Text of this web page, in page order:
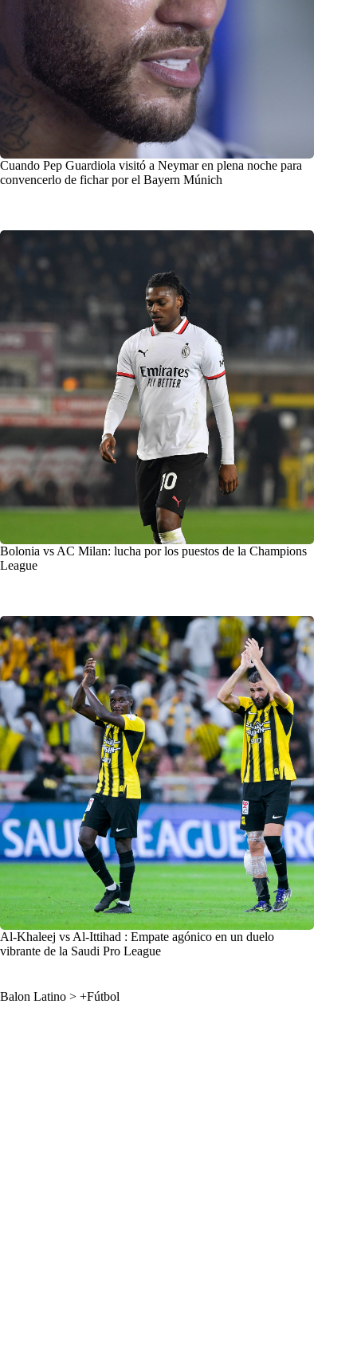
Cuando Pep Guardiola visitó a Neymar en plena noche para
convencerlo de fichar por el Bayern Múnich
Bolonia vs AC Milan: lucha por los puestos de la Champions
League
Al-Khaleej vs Al-Ittihad : Empate agónico en un duelo
vibrante de la Saudi Pro League
Balon Latino > +Fútbol